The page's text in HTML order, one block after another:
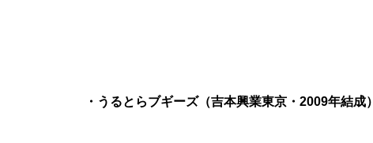
・うるとらブギーズ（吉本興業東京・2009年結成）